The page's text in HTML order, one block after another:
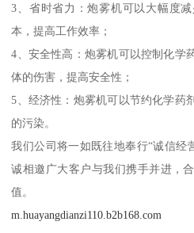
3、省时省力：炮雾机可以大幅度
本，提高工作效率；
4、安全性高：炮雾机可以控制化学
体的伤害，提高安全性；
5、经济性：炮雾机可以节约化学药
的污染。
我们公司将一如既往地奉行“诚信经
诚相邀广大客户与我们携手并进，
值。
m.huayangdianzi110.b2b168.com